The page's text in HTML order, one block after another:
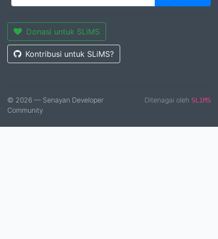
Donasi untuk SLiMS
Kontribusi untuk SLiMS?
© 2026 — Senayan Developer
Community
Ditenagai oleh SLiMS